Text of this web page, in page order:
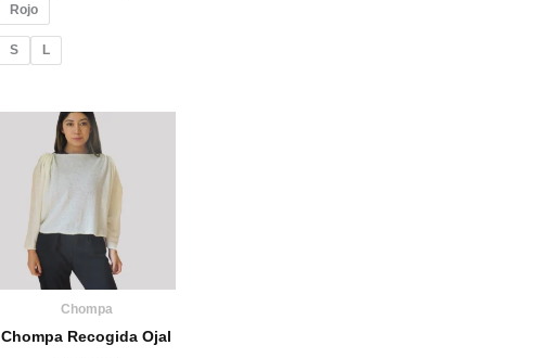
Rojo
S L
Chompa
Chompa Recogida Ojal